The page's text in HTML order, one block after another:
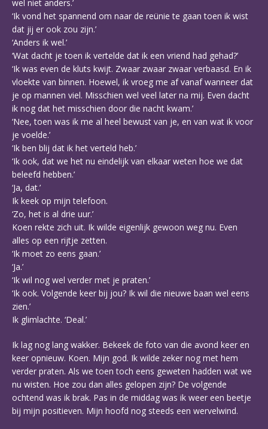
wel niet anders.’
‘Ik vond het spannend om naar de reünie te gaan toen ik wist
dat jij er ook zou zijn.’
‘Anders ik wel.’
‘Wat dacht je toen ik vertelde dat ik een vriend had gehad?’
‘Ik was even de kluts kwijt. Zwaar zwaar zwaar verbaasd. En ik
vloekte van binnen. Hoewel, ik vroeg me af vanaf wanneer dat
je op mannen viel. Misschien wel veel later na mij. Even dacht
ik nog dat het misschien door die nacht kwam.’
‘Nee, toen was ik me al heel bewust van je, en van wat ik voor
je voelde.’
‘Ik ben blij dat ik het verteld heb.’
‘Ik ook, dat we het nu eindelijk van elkaar weten hoe we dat
beleefd hebben.’
‘Ja, dat.’
Ik keek op mijn telefoon.
‘Zo, het is al drie uur.’
Koen rekte zich uit. Ik wilde eigenlijk gewoon weg nu. Even
alles op een rijtje zetten.
‘Ik moet zo eens gaan.’
‘Ja.’
‘Ik wil nog wel verder met je praten.’
‘Ik ook. Volgende keer bij jou? Ik wil die nieuwe baan wel eens
zien.’
Ik glimlachte. ‘Deal.’
Ik lag nog lang wakker. Bekeek de foto van die avond keer en
keer opnieuw. Koen. Mijn god. Ik wilde zeker nog met hem
verder praten. Als we toen toch eens geweten hadden wat we
nu wisten. Hoe zou dan alles gelopen zijn? De volgende
ochtend was ik brak. Pas in de middag was ik weer een beetje
bij mijn positieven. Mijn hoofd nog steeds een wervelwind.